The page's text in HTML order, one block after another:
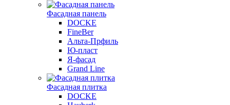
Фасадная панель
DOCKE
FineBer
Альта-Прфиль
Ю-пласт
Я-фасад
Grand Line
Фасадная плитка
DOCKE